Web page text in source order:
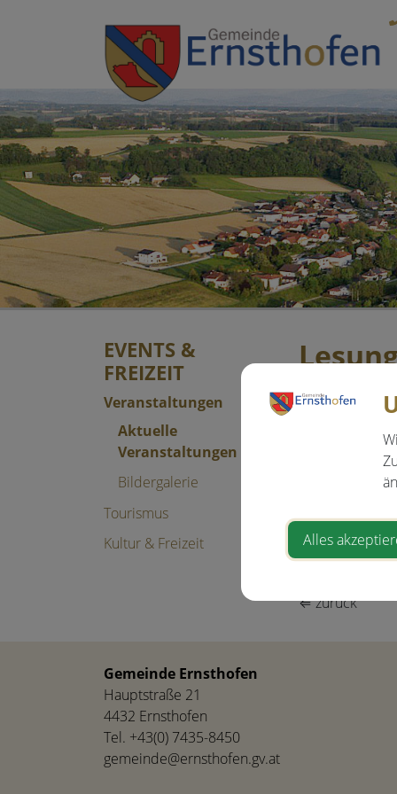
EVENTS &
FREIZEIT
Veranstaltungen
Aktuelle
Veranstaltungen
Bildergalerie
Tourismus
Kultur & Freizeit
4432
⇐ zurück
Gemeinde Ernsthofen
Hauptstraße 21
4432 Ernsthofen
Tel. +43(0) 7435-8450
gemeinde@ernsthofen.gv.at
Alles